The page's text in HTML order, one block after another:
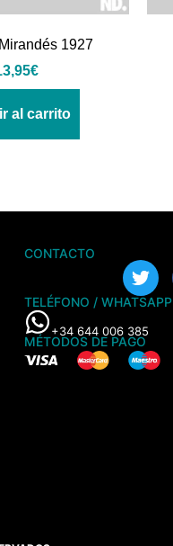
1927
€
al carrito
CONTACTO
TELÉFONO / WHATSAPP
+34 644 006 385
MÉTODOS DE PAGO